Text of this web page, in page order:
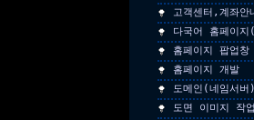
고객센터,계좌
다국어 홈페이
홈페이지 팝업창
홈페이지 개발
도메인(네임서
도면 이미지 작